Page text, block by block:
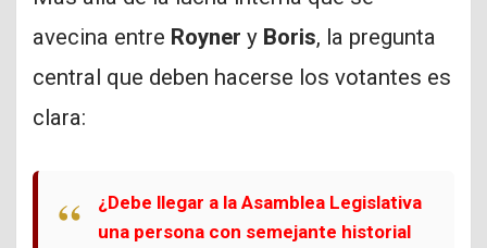
avecina entre Royner y Boris, la pregunta
central que deben hacerse los votantes es
clara:
¿Debe llegar a la Asamblea Legislativa
una persona con semejante historial